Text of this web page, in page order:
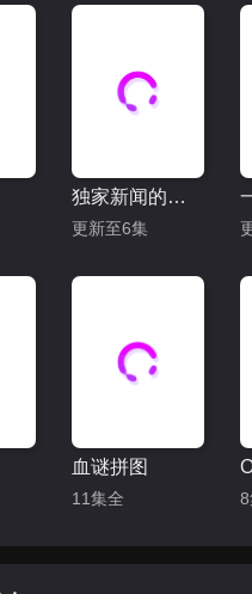
独家新闻的雏鸟
更新至6集
血谜拼图
11集全